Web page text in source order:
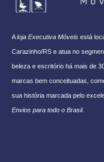
Aloja Executiva Móveis está
Carazinho/RS e atua no
beleza e escritório há mais de
marcas bem conceituadas,
sua história marcada pelo
Envios para todo o Brasil.